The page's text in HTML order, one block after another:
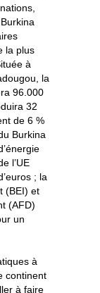
la plus
à
la
96.000
32
de 6 %
Burkina
l’UE
; la
(BEI) et
(AFD)
un
à
continent
à faire